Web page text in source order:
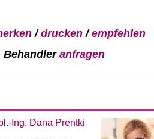
/drucken/empfehlen
Behandler anfragen
Ing. Dana Prentki